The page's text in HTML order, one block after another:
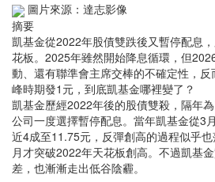
圖片來源：達志影像
摘要
凱基金從2022年股債雙跌後又暫停配息
花板。2025年雖然開始降息循環，但
動、還有聯準會主席交棒的不確定性，
峰時期發1元，到底凱基金哪裡變了？
凱基金歷經2022年後的股債雙殺，隔年
公司一度選擇暫停配息。當年凱基金從3
近4成至11.75元，反彈創高的過程似乎
月才突破2022年天花板創高。不過凱基
差，也漸漸走出低谷陰霾。